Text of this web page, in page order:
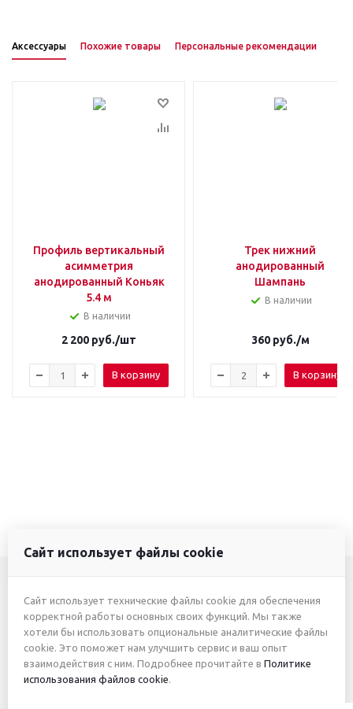
Аксессуары Похожие товары Персональные рекомендации
Профиль вертикальный
асимметрия
анодированный Коньяк
5.4 м
В наличии
2 200 руб./шт
В корзину
Трек нижний
анодированный
Шампань
В наличии
360руб./м
В корзину
+7 (3412) 46-7777
+7 (912) 746-00-77
Сайт использует файлы cookie
Сайт использует технические файлы cookie для обеспечения
корректной работы основных своих функций. Мы также
хотели бы использовать опциональные аналитические файлы
cookie. Это поможет нам улучшить сервис и ваш опыт
взаимодействия с ним. Подробнее прочитайте в Политике
использования файлов cookie.